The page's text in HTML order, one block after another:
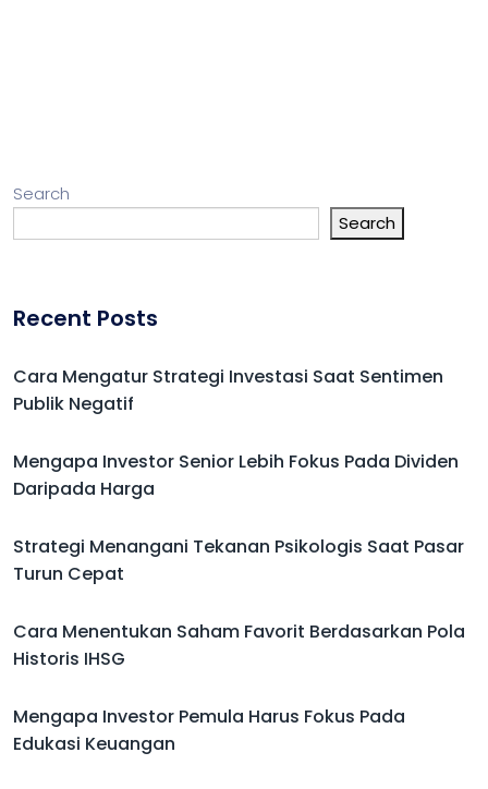
Search
Search
Recent Posts
Cara Mengatur Strategi Investasi Saat Sentimen
Publik Negatif
Mengapa Investor Senior Lebih Fokus Pada Dividen
Daripada Harga
Strategi Menangani Tekanan Psikologis Saat Pasar
Turun Cepat
Cara Menentukan Saham Favorit Berdasarkan Pola
Historis IHSG
Mengapa Investor Pemula Harus Fokus Pada
Edukasi Keuangan